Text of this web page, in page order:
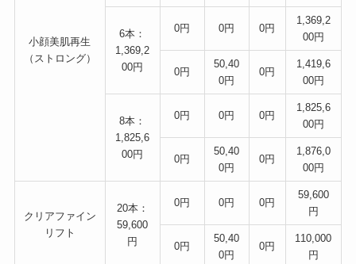
小顔美肌再生
（ストロング）
6本：
1,369,2
00円
0円 0円 0円
1,369,2
00円
0円
50,40
0円
0円
1,419,6
00円
8本：
1,825,6
00円
0円 0円 0円
1,825,6
00円
0円
50,40
0円
0円
1,876,0
00円
クリアファイン
リフト
20本：
59,600
円
0円 0円 0円
59,600
円
0円
50,40
0円
0円
110,000
円